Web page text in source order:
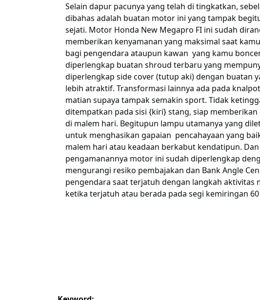
Selain dapur pacunya yang telah di tingkatkan,
dibahas adalah buatan motor ini yang tampak
sejati. Motor Honda New Megapro FI ini sudah
memberikan kenyamanan yang maksimal saat
bagi pengendara ataupun kawan yang kamu
diperlengkap buatan shroud terbaru yang
diperlengkap side cover (tutup aki) dengan buatan
lebih atraktif. Transformasi lainnya ada pada
matian supaya tampak semakin sport. Tidak
ditempatkan pada sisi {kiri} stang, siap
di malem hari. Begitupun lampu utamanya yang
untuk menghasikan gapaian pencahayaan yang
malem hari atau keadaan berkabut kendatipun.
pengamanannya motor ini sudah diperlengkap
mengurangi resiko pembajakan dan Bank Angle
pengendara saat terjatuh dengan langkah aktivitas
ketika terjatuh atau berada pada segi kemiringan